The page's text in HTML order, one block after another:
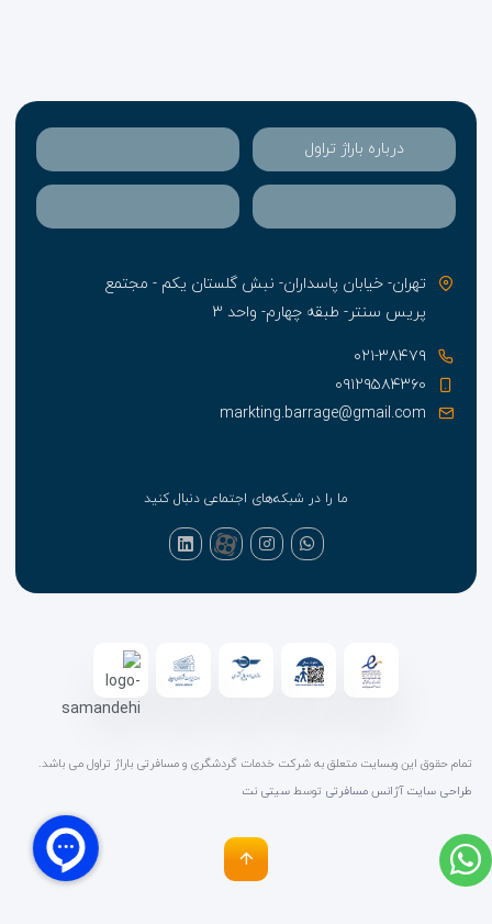
درباره باراژ تراول
تهران- خیابان پاسداران- نبش گلستان یکم - مجتمع
پریس سنتر- طبقه چهارم- واحد ۳
۰۲۱-۳۸۴۷۹
۰۹۱۲۹۵۸۴۳۶۰
markting.barrage@gmail.com
ما را در شبکه‌های اجتماعی دنبال کنید
تمام حقوق این وبسایت متعلق به شرکت خدمات گردشگری و مسافرتی باراژ تراول می باشد.
طراحی سایت آژانس مسافرتی توسط سیتی نت